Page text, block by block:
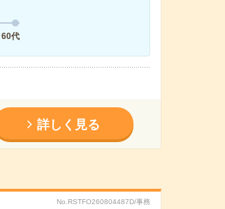
60代
詳しく見る
No.RSTFO260804487D/事務